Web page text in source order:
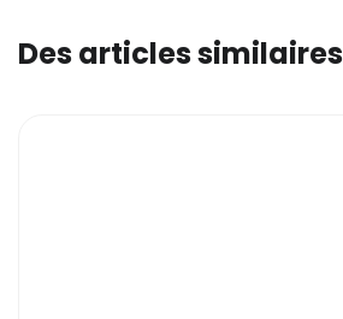
Des articles similaires